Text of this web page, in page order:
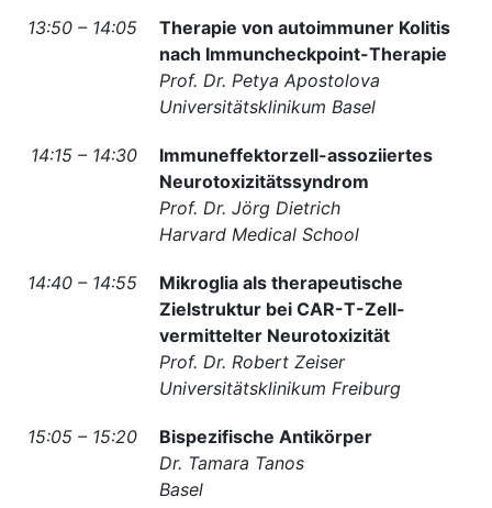
13:50 – 14:05
Therapie von autoimmuner Kolitis
nach Immuncheckpoint-Therapie
Prof. Dr. Petya Apostolova
Universitätsklinikum Basel
14:15 – 14:30
Immuneffektorzell-assoziiertes
Neurotoxizitätssyndrom
Prof. Dr. Jörg Dietrich
Harvard Medical School
14:40 – 14:55
Mikroglia als therapeutische
Zielstruktur bei CAR-T-Zell-
vermittelter Neurotoxizität
Prof. Dr. Robert Zeiser
Universitätsklinikum Freiburg
15:05 – 15:20
Bispezifische Antikörper
Dr. Tamara Tanos
Basel